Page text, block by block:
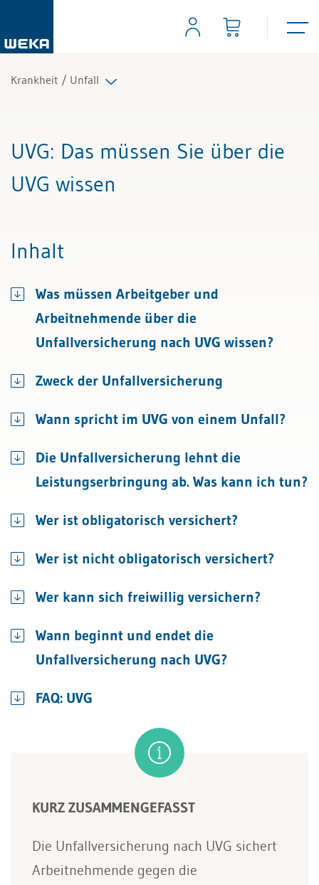
Krankheit / Unfall
UVG: Das müssen Sie über die
UVG wissen
Inhalt
Was müssen Arbeitgeber und
Arbeitnehmende über die
Unfallversicherung nach UVG wissen?
Zweck der Unfallversicherung
Wann spricht im UVG von einem Unfall?
Die Unfallversicherung lehnt die
Leistungserbringung ab. Was kann ich tun?
Wer ist obligatorisch versichert?
Wer ist nicht obligatorisch versichert?
Wer kann sich freiwillig versichern?
Wann beginnt und endet die
Unfallversicherung nach UVG?
FAQ: UVG
KURZ ZUSAMMENGEFASST
Die Unfallversicherung nach UVG sichert
Arbeitnehmende gegen die